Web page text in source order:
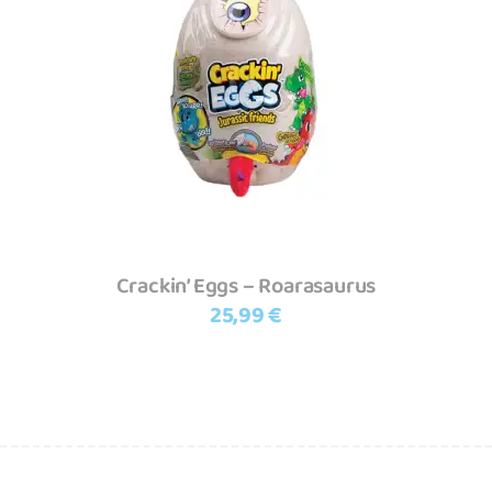
Adicionar
Crackin’ Eggs – Roarasaurus
25,99€